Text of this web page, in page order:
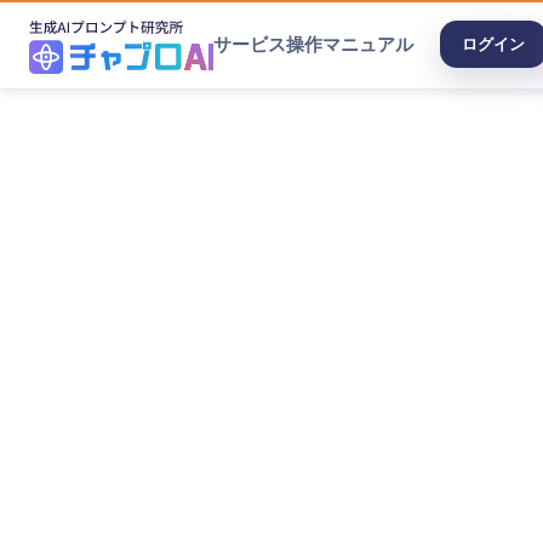
サービス操作マニュアル ログイン